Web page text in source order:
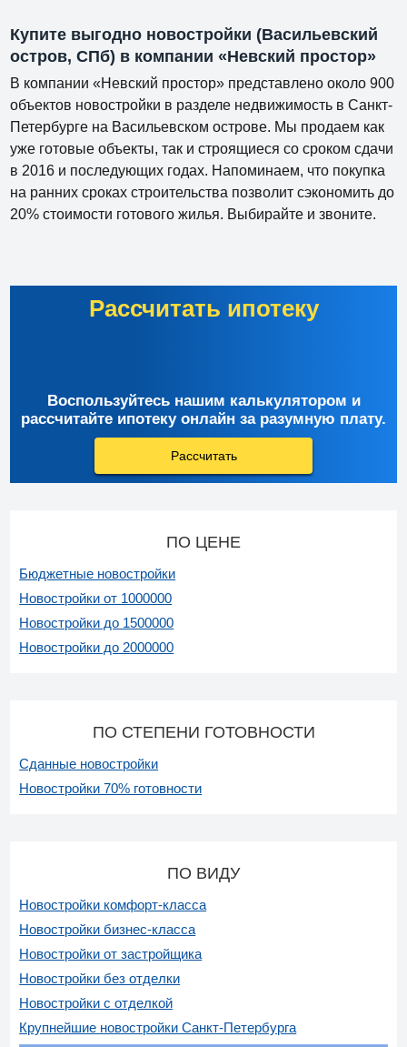
Купите выгодно новостройки (Васильевский
остров, СПб) в компании «Невский простор»
В компании «Невский простор» представлено около 900
объектов новостройки в разделе недвижимость в Санкт-
Петербурге на Васильевском острове. Мы продаем как
уже готовые объекты, так и строящиеся со сроком сдачи
в 2016 и последующих годах. Напоминаем, что покупка
на ранних сроках строительства позволит сэкономить до
20% стоимости готового жилья. Выбирайте и звоните.
Рассчитать ипотеку
Воспользуйтесь нашим калькулятором и
рассчитайте ипотеку онлайн за разумную плату.
Рассчитать
ПО ЦЕНЕ
Бюджетные новостройки
Новостройки от 1000000
Новостройки до 1500000
Новостройки до 2000000
ПО СТЕПЕНИ ГОТОВНОСТИ
Сданные новостройки
Новостройки 70% готовности
ПО ВИДУ
Новостройки комфорт-класса
Новостройки бизнес-класса
Новостройки от застройщика
Новостройки без отделки
Новостройки с отделкой
Крупнейшие новостройки Санкт-Петербурга